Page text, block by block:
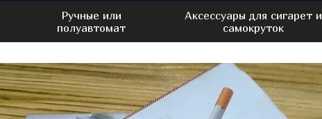
Ручные или
полуавтомат
Аксессуары для сигарет и
самокруток